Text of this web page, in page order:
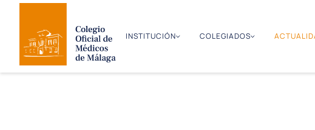
INSTITUCIÓN COLEGIADOS